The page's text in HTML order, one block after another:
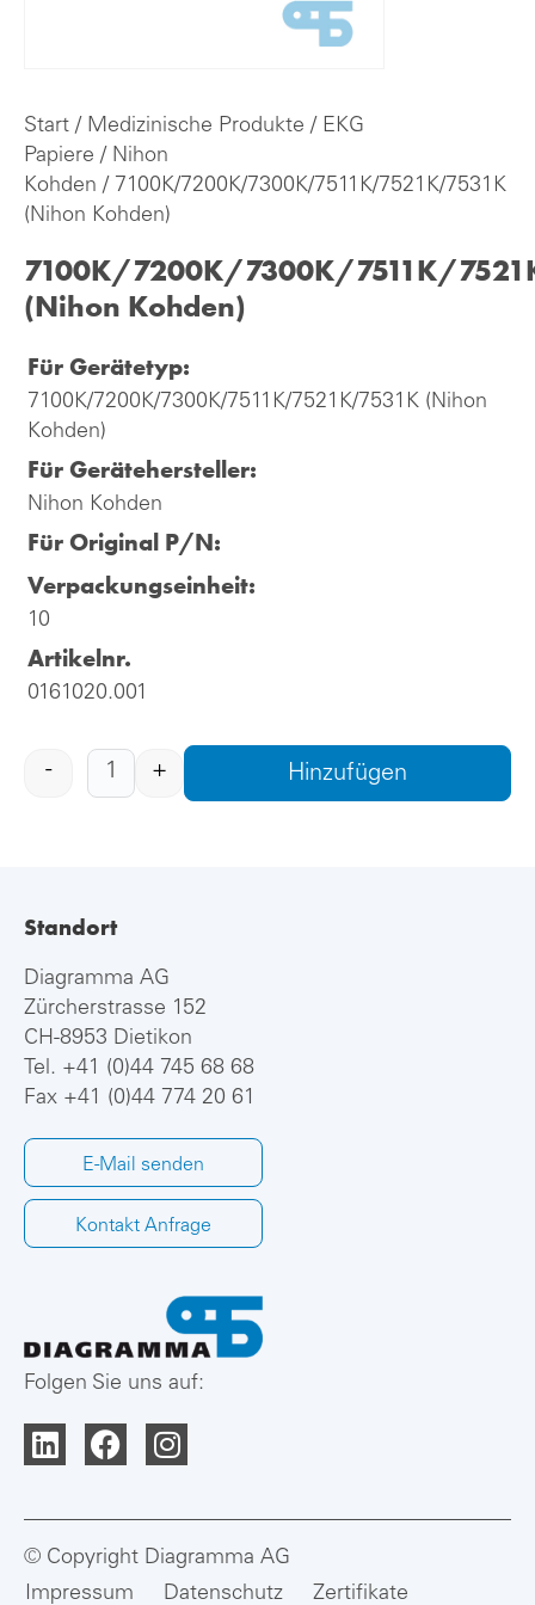
Start / Medizinische Produkte / EKG
Papiere / Nihon
Kohden / 7100K/7200K/7300K/7511K/7521K/7531K
(Nihon Kohden)
7100K/7200K/7300K/7511K/
(Nihon Kohden)
Für Gerätetyp:
7100K/7200K/7300K/7511K/7521K/7531K (Nihon
Kohden)
Für Gerätehersteller:
Nihon Kohden
Für Original P/N:
Verpackungseinheit:
10
Artikelnr.
0161020.001
- + Hinzufügen
Standort
Diagramma AG
Zürcherstrasse 152
CH-8953 Dietikon
Tel. +41 (0)44 745 68 68
Fax +41 (0)44 774 20 61
E-Mail senden
Kontakt Anfrage
Folgen Sie uns auf:
© Copyright Diagramma AG
Impressum
Datenschutz Zertifikate